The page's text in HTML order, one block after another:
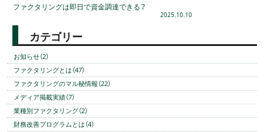
ファクタリングは即日で資金調達できる？
2025.10.10
カテゴリー
お知らせ（2）
ファクタリングとは（47）
ファクタリングのマル秘情報（22）
メディア掲載実績（7）
業種別ファクタリング（2）
財務改善プログラムとは（4）